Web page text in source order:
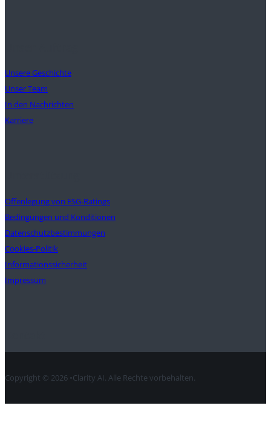
Unsere Geschichte
Unser Team
In den Nachrichten
Karriere
Offenlegung von ESG-Ratings
Bedingungen und Konditionen
Datenschutzbestimmungen
Cookies-Politik
Informationssicherheit
Impressum
Copyright © 2026 •Clarity AI. Alle Rechte vorbehalten.